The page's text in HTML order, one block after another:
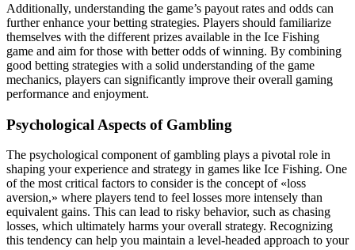
Additionally, understanding the game’s payout rates and odds can
further enhance your betting strategies. Players should familiarize
themselves with the different prizes available in the Ice Fishing
game and aim for those with better odds of winning. By combining
good betting strategies with a solid understanding of the game
mechanics, players can significantly improve their overall gaming
performance and enjoyment.
Psychological Aspects of Gambling
The psychological component of gambling plays a pivotal role in
shaping your experience and strategy in games like Ice Fishing. One
of the most critical factors to consider is the concept of «loss
aversion,» where players tend to feel losses more intensely than
equivalent gains. This can lead to risky behavior, such as chasing
losses, which ultimately harms your overall strategy. Recognizing
this tendency can help you maintain a level-headed approach to your